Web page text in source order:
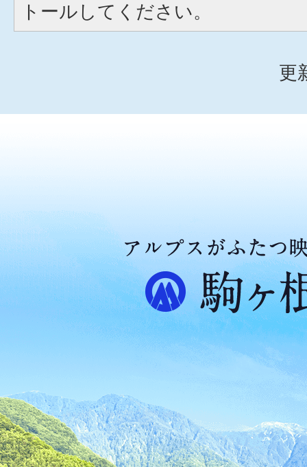
トールしてください。
更
ア
ル
プ
ス
が
た
つ